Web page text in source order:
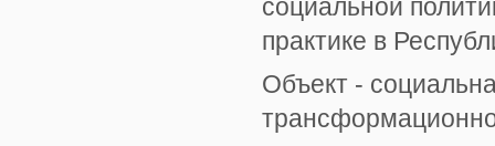
социальной
практике в
Объект -